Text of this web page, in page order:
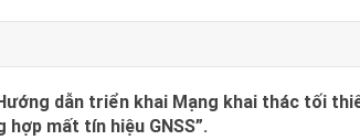
dẫn triển khai Mạng khai thác tối
mất tín hiệu GNSS”.